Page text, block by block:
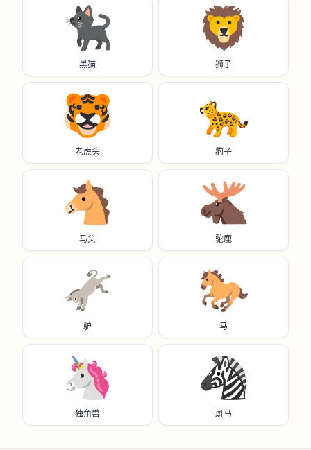
🐈‍⬛
黑猫
🦁
狮子
🐯
老虎头
🐆
豹子
🐴
马头
🫎
驼鹿
🫏
驴
🐎
马
🦄
独角兽
🦓
斑马